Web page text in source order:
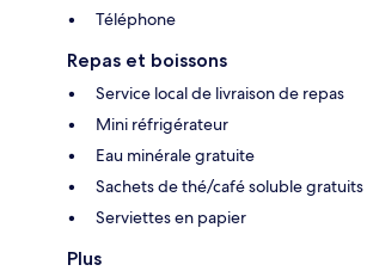
Téléphone
Repas et boissons
Service local de livraison de repas
Mini réfrigérateur
Eau minérale gratuite
Sachets de thé/café soluble gratuits
Serviettes en papier
Plus